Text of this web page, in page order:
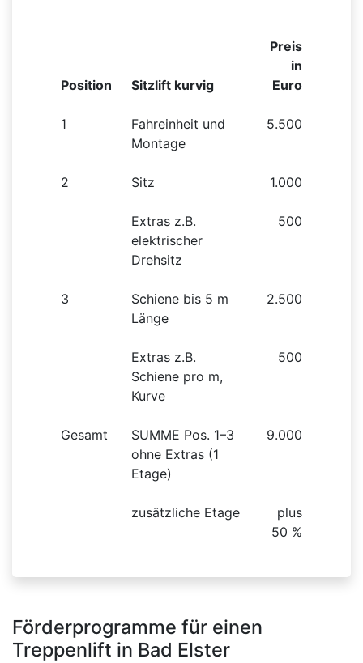
Position Sitzlift kurvig
Preis
in
Euro
1
Fahreinheit und
Montage
5.500
2 Sitz 1.000
Extras z.B.
elektrischer
Drehsitz
500
3
Schiene bis 5 m
Länge
2.500
Extras z.B.
Schiene pro m,
Kurve
500
Gesamt
SUMME Pos. 1–3
ohne Extras (1
Etage)
9.000
zusätzliche Etage
plus
50 %
Förderprogramme für einen
Treppenlift in Bad Elster